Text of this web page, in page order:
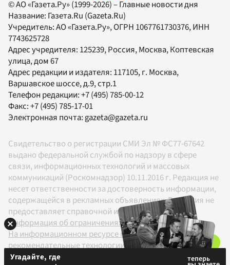
© АО «Газета.Ру» (1999-2026) – Главные новости дня
Название: Газета.Ru (Gazeta.Ru)
Учредитель:АО «Газета.Ру», ОГРН 1067761730376, ИНН
7743625728
Адрес учредителя: 125239, Россия, Москва, Коптевская
улица, дом 67
Адрес редакции и издателя: 117105, г. Москва,
Варшавское шоссе, д.9, стр.1
Телефон редакции:+7 (495) 785-00-12
Факс:+7 (495) 785-17-01
Электронная почта:gazeta@gazeta.ru
Свидетельство о регистрации СМИ Эл № ФС77-67642
выдано федеральной службой по надзору в сфере
связи, информационных технологий и массовых
коммуникаций (Роскомнадзор) 10.11.2016 г. Редакция не
несет ответственности за достоверность информации,
содержащейся в рекламных объявлениях. Редакция не
предоставляет справочной информации.
Информация об ограничениях
На информационном ресурсе применяются
рекомендательные технологии в соответствии с
Правилами
Угадайте, где